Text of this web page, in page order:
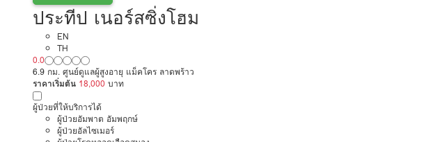
ประทีป เนอร์สซิ่งโฮม
EN
TH
0.0
6.9 กม. ศูนย์ดูแลผู้สูงอายุ แม็คโคร ลาดพร้าว
ราคาเริ่มต้น 18,000 บาท
ผู้ป่วยที่ให้บริการได้
ผู้ป่วยอัมพาต อัมพฤกษ์
ผู้ป่วยอัลไซเมอร์